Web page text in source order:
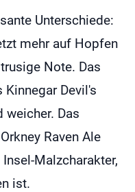
Unterschiede:
mehr auf Hopfen
Note. Das
Kinnegar Devil's
weicher. Das
Raven Ale
Malzcharakter,
ist.